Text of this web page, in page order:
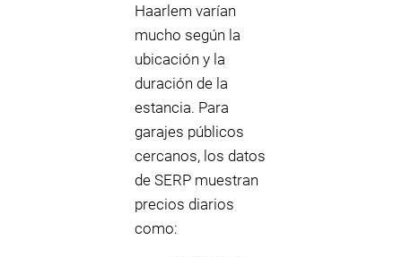
Haarlem varían
mucho según la
ubicación y la
duración de la
estancia. Para
garajes públicos
cercanos, los datos
de SERP muestran
precios diarios
como: